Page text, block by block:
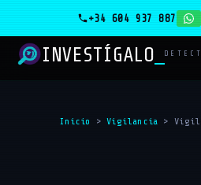
+34 604 937 887
INVESTÍGALO
Inicio > Vigilancia >